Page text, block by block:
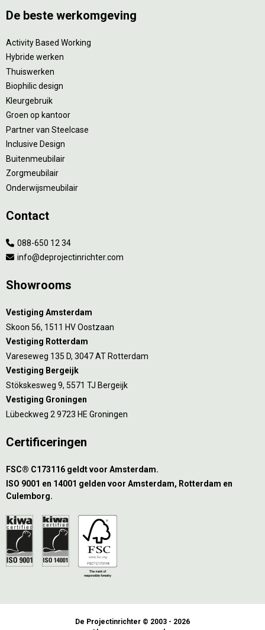
De beste werkomgeving
Activity Based Working
Hybride werken
Thuiswerken
Biophilic design
Kleurgebruik
Groen op kantoor
Partner van Steelcase
Inclusive Design
Buitenmeubilair
Zorgmeubilair
Onderwijsmeubilair
Contact
088-650 12 34
info@deprojectinrichter.com
Showrooms
Vestiging Amsterdam
Skoon 56, 1511 HV Oostzaan
Vestiging Rotterdam
Vareseweg 135 D, 3047 AT Rotterdam
Vestiging Bergeijk
Stökskesweg 9, 5571 TJ Bergeijk
Vestiging Groningen
Lübeckweg 2 9723 HE Groningen
Certificeringen
FSC® C173116 geldt voor Amsterdam.
ISO 9001 en 14001 gelden voor Amsterdam, Rotterdam en
Culemborg.
De Projectinrichter © 2003 - 2026